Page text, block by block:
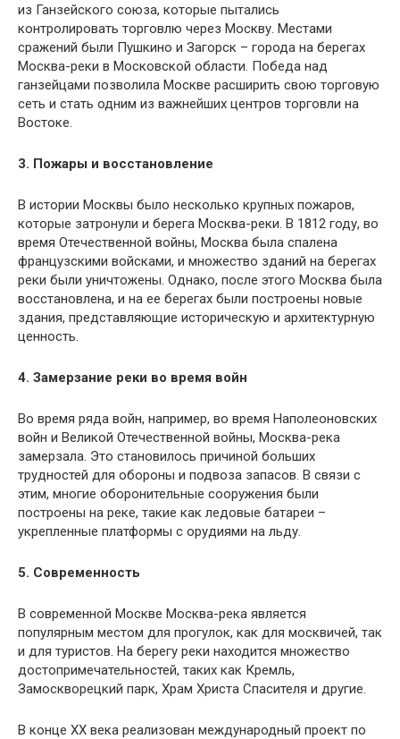
из Ганзейского союза, которые пытались
контролировать торговлю через Москву. Местами
сражений были Пушкино и Загорск – города на берегах
Москва-реки в Московской области. Победа над
ганзейцами позволила Москве расширить свою торговую
сеть и стать одним из важнейших центров торговли на
Востоке.
3. Пожары и восстановление
В истории Москвы было несколько крупных пожаров,
которые затронули и берега Москва-реки. В 1812 году, во
время Отечественной войны, Москва была спалена
французскими войсками, и множество зданий на берегах
реки были уничтожены. Однако, после этого Москва была
восстановлена, и на ее берегах были построены новые
здания, представляющие историческую и архитектурную
ценность.
4. Замерзание реки во время войн
Во время ряда войн, например, во время Наполеоновских
войн и Великой Отечественной войны, Москва-река
замерзала. Это становилось причиной больших
трудностей для обороны и подвоза запасов. В связи с
этим, многие оборонительные сооружения были
построены на реке, такие как ледовые батареи –
укрепленные платформы с орудиями на льду.
5. Современность
В современной Москве Москва-река является
популярным местом для прогулок, как для москвичей, так
и для туристов. На берегу реки находится множество
достопримечательностей, таких как Кремль,
Замоскворецкий парк, Храм Христа Спасителя и другие.
В конце XX века реализован международный проект по